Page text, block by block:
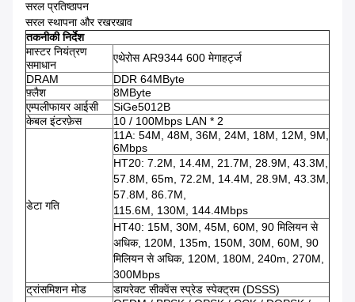
सरल प्रतिष्ठापन
सरल स्थापना और रखरखाव
तकनीकी निर्देश
मास्टर नियंत्रण
समाधान
एथेरोस AR9344 600 मेगाहर्ट्ज
DRAM
DDR 64MByte
फ़्लैश
8MByte
एम्पलीफायर आईसी
SiGe5012B
केबल इंटरफ़ेस
10 / 100Mbps LAN * 2
डेटा गति
11A: 54M, 48M, 36M, 24M, 18M, 12M, 9M,
6Mbps
HT20: 7.2M, 14.4M, 21.7M, 28.9M, 43.3M,
57.8M, 65m, 72.2M, 14.4M, 28.9M, 43.3M,
57.8M, 86.7M,
115.6M, 130M, 144.4Mbps
HT40: 15M, 30M, 45M, 60M, 90 मिलियन से
अधिक, 120M, 135m, 150M, 30M, 60M, 90
मिलियन से अधिक, 120M, 180M, 240m, 270M,
300Mbps
ट्रांसमिशन मोड
डायरेक्ट सीक्वेंस स्प्रेड स्पेक्ट्रम (DSSS)